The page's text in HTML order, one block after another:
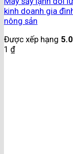
kinh doanh gia
nông sản
Được xếp hạng
1 ₫